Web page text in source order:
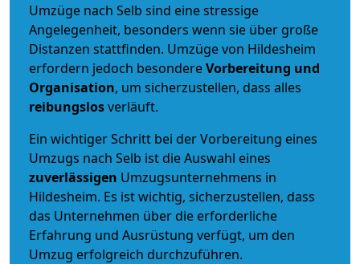
Umzüge nach Selb sind eine stressige
Angelegenheit, besonders wenn sie über große
Distanzen stattfinden. Umzüge von Hildesheim
erfordern jedoch besondereVorbereitung und
Organisation, um sicherzustellen, dass alles
reibungslosverläuft.
Ein wichtiger Schritt bei der Vorbereitung eines
Umzugs nach Selb ist die Auswahl eines
zuverlässigen Umzugsunternehmens in
Hildesheim. Es ist wichtig, sicherzustellen, dass
das Unternehmen über die erforderliche
Erfahrung und Ausrüstung verfügt, um den
Umzug erfolgreich durchzuführen.